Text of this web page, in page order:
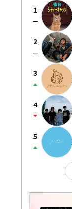
1
check_indeterminate_small
2
check_indeterminate_small
3
arrow_drop_up
4
arrow_drop_down
5
arrow_drop_up